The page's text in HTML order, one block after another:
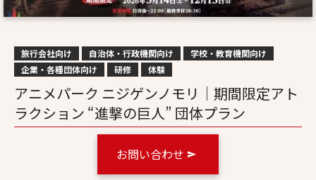
旅行会社向け 自治体・行政機関向け
学校・教育機関向け
企業・各種団体向け
研修 体験
アニメパーク ニジゲンノモリ｜期間限定アト
ラクション “進撃の巨人” 団体プラン
お問い合わせ